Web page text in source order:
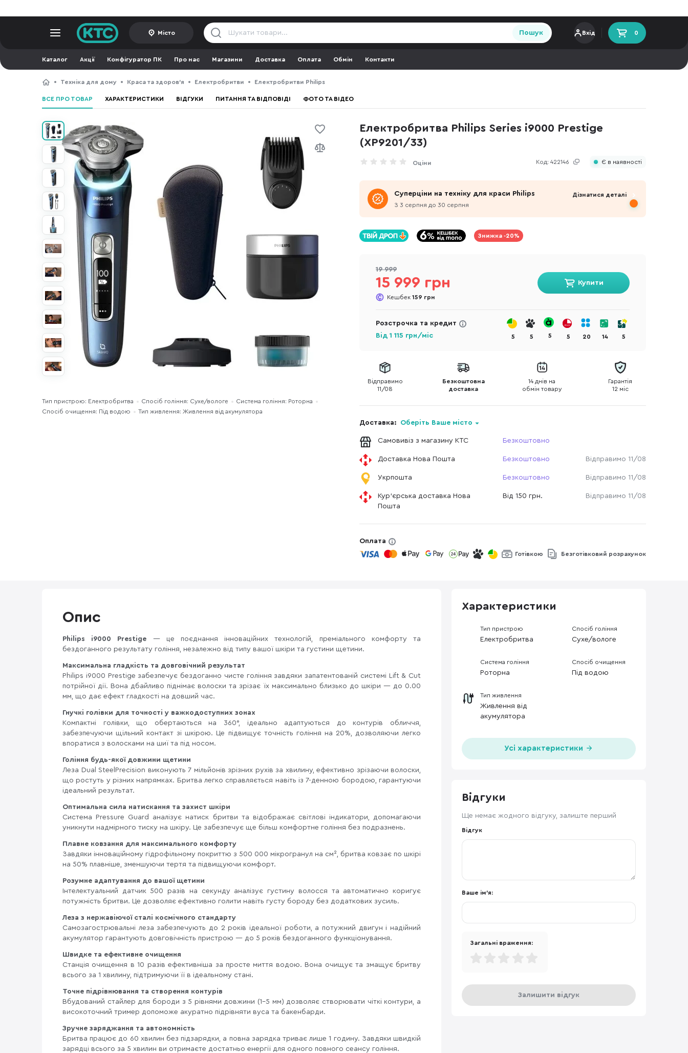
Місто Пошук Вхід 0
Каталог Акції Конфігуратор ПК Про нас Магазини Доставка Оплата Обмін Контакти
Техніка для дому Краса та здоров'я Електробритви Електробритви Philips
ВСЕ ПРО ТОВАР ХАРАКТЕРИСТИКИ ВІДГУКИ ПИТАННЯ ТА ВІДПОВІДІ ФОТО ТА ВІДЕО
Електробритва Philips Series i9000 Prestige
(XP9201/33)
Код: 422146
Оціни Є в наявності
Тип пристрою: Електробритва Спосіб гоління: Сухе/вологе
Система гоління: Роторна
Спосіб очищення: Під водою
Тип живлення: Живлення від акумулятора
Суперціни на техніку для краси Philips
З 3 серпня до 30 серпня
Дізнатися деталі
Знижка -20%
19 999
15 999 грн
Кешбек 159 грн
Купити
Розстрочка та кредит
Від 1 115 грн/міс 5 5 5 5 20 14 5
Відправимо
11/08
Безкоштовна
доставка
14 днів на
обмін товару
Гарантія
12 міс
Доставка: Оберіть Ваше місто
Самовивіз з магазину КТС Безкоштовно
Доставка Нова Пошта Безкоштовно Відправимо 11/08
Укрпошта Безкоштовно Відправимо 11/08
Кур'єрська доставка Нова
Пошта
Від 150 грн. Відправимо 11/08
Оплата
Готівкою Безготівковий розрахунок
Опис
Philips i9000 Prestige — це поєднання інноваційних технологій, преміального комфорту та
бездоганного результату гоління, незалежно від типу вашої шкіри та густини щетини.
Максимальна гладкість та довговічний результат
Philips i9000 Prestige забезпечує бездоганно чисте гоління завдяки запатентованій системі Lift & Cut
потрійної дії. Вона дбайливо піднімає волоски та зрізає їх максимально близько до шкіри — до 0.00
мм, що дає ефект гладкості на довший час.
Гнучкі голівки для точності у важкодоступних зонах
Компактні голівки, що обертаються на 360°, ідеально адаптуються до контурів обличчя,
забезпечуючи щільний контакт зі шкірою. Це підвищує точність гоління на 20%, дозволяючи легко
впоратися з волосками на шиї та під носом.
Гоління будь-якої довжини щетини
Леза Dual SteelPrecision виконують 7 мільйонів зрізних рухів за хвилину, ефективно зрізаючи волоски,
що ростуть у різних напрямках. Бритва легко справляється навіть із 7-денною бородою, гарантуючи
ідеальний результат.
Оптимальна сила натискання та захист шкіри
Система Pressure Guard аналізує натиск бритви та відображає світлові індикатори, допомагаючи
уникнути надмірного тиску на шкіру. Це забезпечує ще більш комфортне гоління без подразнень.
Плавне ковзання для максимального комфорту
Завдяки інноваційному гідрофільному покриттю з 500 000 мікрогранул на см², бритва ковзає по шкірі
на 50% плавніше, зменшуючи тертя та підвищуючи комфорт.
Розумне адаптування до вашої щетини
Інтелектуальний датчик 500 разів на секунду аналізує густину волосся та автоматично коригує
потужність бритви. Це дозволяє ефективно голити навіть густу бороду без додаткових зусиль.
Леза з нержавіючої сталі космічного стандарту
Самозагострювальні леза забезпечують до 2 років ідеальної роботи, а потужний двигун і надійний
акумулятор гарантують довговічність пристрою — до 5 років бездоганного функціонування.
Швидке та ефективне очищення
Станція очищення в 10 разів ефективніша за просте миття водою. Вона очищує та змащує бритву
всього за 1 хвилину, підтримуючи її в ідеальному стані.
Точне підрівнювання та створення контурів
Вбудований стайлер для бороди з 5 рівнями довжини (1-5 мм) дозволяє створювати чіткі контури, а
високоточний тример допоможе акуратно підрівняти вуса та бакенбарди.
Зручне заряджання та автономність
Бритва працює до 60 хвилин без підзарядки, а повна зарядка триває лише 1 годину. Завдяки швидкій
зарядці всього за 5 хвилин ви отримаєте достатньо енергії для одного повного сеансу гоління.
Характеристики
Тип пристрою
Електробритва
Спосіб гоління
Сухе/вологе
Система гоління
Роторна
Спосіб очищення
Під водою
Тип живлення
Живлення від
акумулятора
Усі характеристики
Відгуки
Ще немає жодного відгуку, залиште перший
Відгук
Ваше ім'я:
Загальні враження:
Залишити відгук